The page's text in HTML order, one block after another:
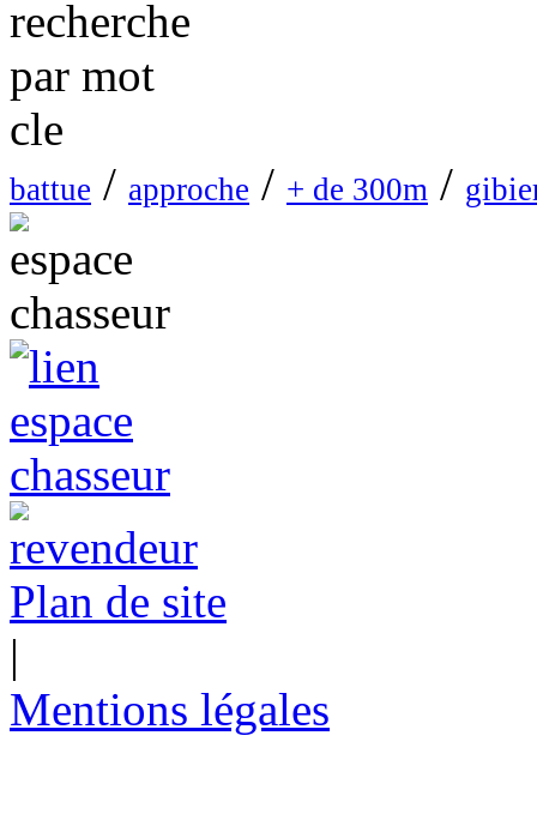
battue / approche / + de 300m /
Plan de site
|
Mentions légales